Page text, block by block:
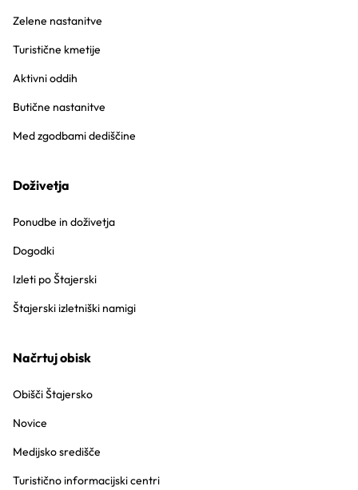
Zelene nastanitve
Turistične kmetije
Aktivni oddih
Butične nastanitve
Med zgodbami dediščine
Doživetja
Ponudbe in doživetja
Dogodki
Izleti po Štajerski
Štajerski izletniški namigi
Načrtuj obisk
Obišči Štajersko
Novice
Medijsko središče
Turistično informacijski centri